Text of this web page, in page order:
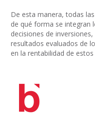
De esta manera, todas
de qué forma se integran
decisiones de
resultados evaluados de
en la rentabilidad de